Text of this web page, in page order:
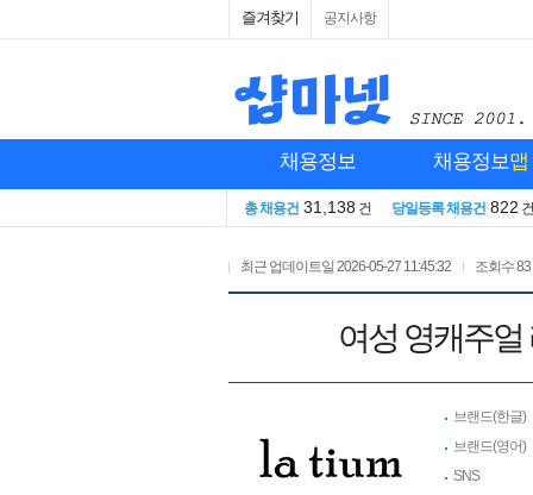
즐겨찾기 공지사항
채용정보 채용정보맵
총 채용건 31,138 건 당일등록 채용건 822 건
최근 업데이트일 2026-05-27 11:45:32 조회수83
여성 영캐주얼
브랜드(한글)
브랜드(영어)
SNS